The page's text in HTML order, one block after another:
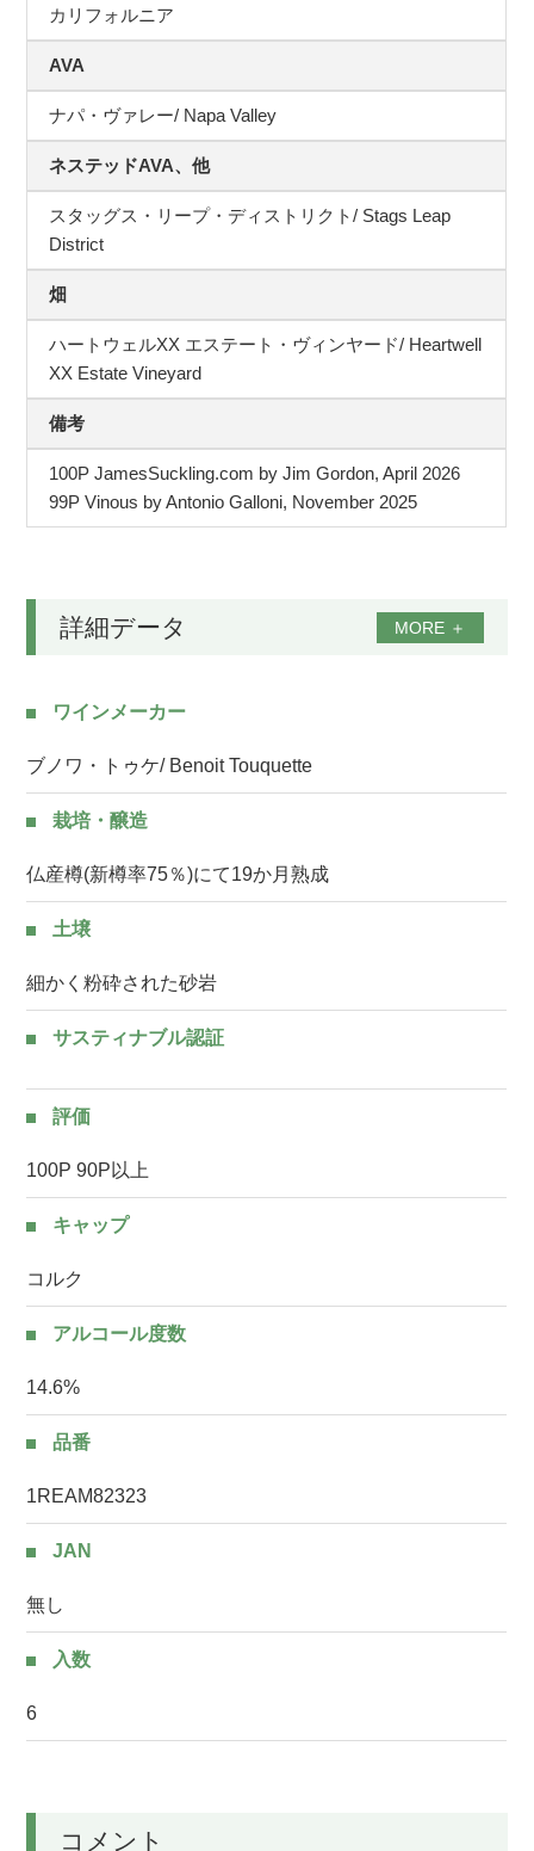
カリフォルニア
AVA
ナパ・ヴァレー/ Napa Valley
ネステッドAVA、他
スタッグス・リープ・ディストリクト/ Stags Leap
District
畑
ハートウェルXX エステート・ヴィンヤード/ Heartwell
XX Estate Vineyard
備考
100P JamesSuckling.com by Jim Gordon, April 2026
99P Vinous by Antonio Galloni, November 2025
詳細データ MORE ＋
ワインメーカー
ブノワ・トゥケ/ Benoit Touquette
栽培・醸造
仏産樽(新樽率75％)にて19か月熟成
土壌
細かく粉砕された砂岩
サスティナブル認証
評価
100P 90P以上
キャップ
コルク
アルコール度数
14.6%
品番
1REAM82323
JAN
無し
入数
6
コメント